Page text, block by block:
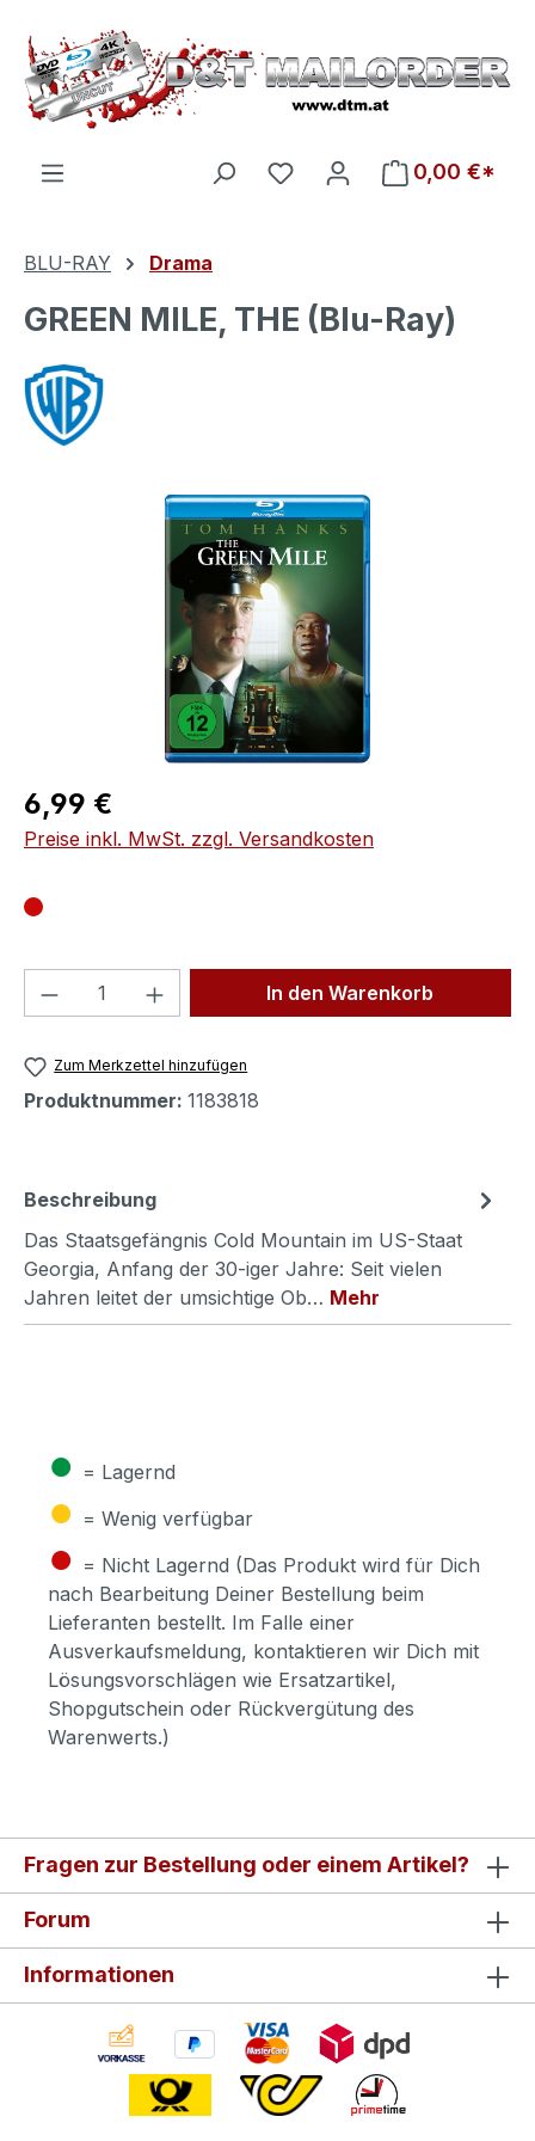
Zum Hauptinhalt springen
Du hast 0 Produkte auf
0,00 €*
BLU-RAY Drama
GREEN MILE, THE (Blu-Ray)
Bildergalerie überspringen
Regulärer Preis:
6,99 €
Preise inkl. MwSt. zzgl. Versandkosten
Produkt Anzahl: Gib denIn den Warenkorb
Zum Merkzettel hinzufügen
Produktnummer: 1183818
Beschreibung
Das Staatsgefängnis Cold Mountain im US-Staat
Georgia, Anfang der 30-iger Jahre: Seit vielen
Jahren leitet der umsichtige Ob… Mehr
● = Lagernd
● = Wenig verfügbar
● = Nicht Lagernd (Das Produkt wird für Dich
nach Bearbeitung Deiner Bestellung beim
Lieferanten bestellt. Im Falle einer
Ausverkaufsmeldung, kontaktieren wir Dich mit
Lösungsvorschlägen wie Ersatzartikel,
Shopgutschein oder Rückvergütung des
Warenwerts.)
Fragen zur Bestellung oder einem Artikel?
Forum
Informationen